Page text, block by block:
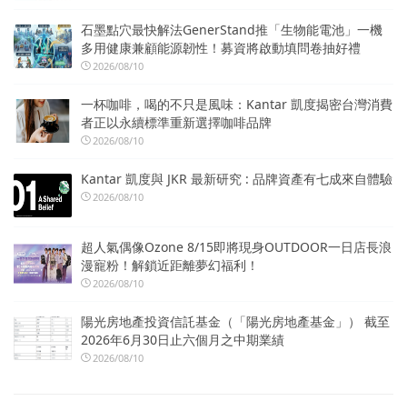
石墨點穴最快解法GenerStand推「生物能電池」一機
多用健康兼顧能源韌性！募資將啟動填問卷抽好禮
2026/08/10
一杯咖啡，喝的不只是風味：Kantar 凱度揭密台灣消費
者正以永續標準重新選擇咖啡品牌
2026/08/10
Kantar 凱度與 JKR 最新研究 : 品牌資產有七成來自體驗
2026/08/10
超人氣偶像Ozone 8/15即將現身OUTDOOR一日店長浪
漫寵粉！解鎖近距離夢幻福利！
2026/08/10
陽光房地產投資信託基金（「陽光房地產基金」） 截至
2026年6月30日止六個月之中期業績
2026/08/10